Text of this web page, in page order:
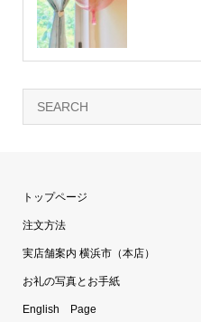
トップページ
注文方法
実店舗案内 横浜市（本店）
お礼の写真とお手紙
English Page